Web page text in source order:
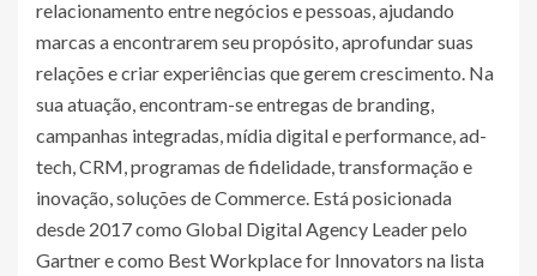
relacionamento entre negócios e pessoas, ajudando
marcas a encontrarem seu propósito, aprofundar suas
relações e criar experiências que gerem crescimento. Na
sua atuação, encontram-se entregas de branding,
campanhas integradas, mídia digital e performance, ad-
tech, CRM, programas de fidelidade, transformação e
inovação, soluções de Commerce. Está posicionada
desde 2017 como Global Digital Agency Leader pelo
Gartner e como Best Workplace for Innovators na lista